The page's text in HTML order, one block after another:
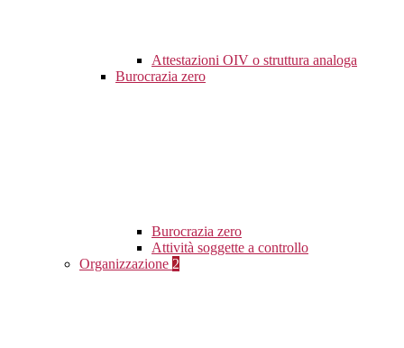
Attestazioni OIV o struttura analoga
Burocrazia zero
Burocrazia zero
Attività soggette a controllo
Organizzazione 2